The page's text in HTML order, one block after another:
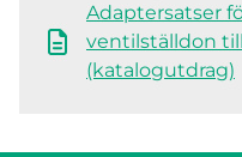
Adaptersatser
ventilställdon
(katalogutdrag)